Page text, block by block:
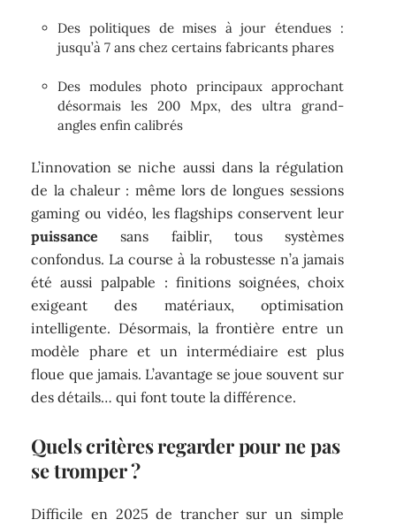
Des politiques de mises à jour étendues :
jusqu’à 7 ans chez certains fabricants phares
Des modules photo principaux approchant
désormais les 200 Mpx, des ultra grand-
angles enfin calibrés
L’innovation se niche aussi dans la régulation
de la chaleur : même lors de longues sessions
gaming ou vidéo, les flagships conservent leur
puissance sans faiblir, tous systèmes
confondus. La course à la robustesse n’a jamais
été aussi palpable : finitions soignées, choix
exigeant des matériaux, optimisation
intelligente. Désormais, la frontière entre un
modèle phare et un intermédiaire est plus
floue que jamais. L’avantage se joue souvent sur
des détails… qui font toute la différence.
Quels critères regarder pour ne pas
se tromper ?
Difficile en 2025 de trancher sur un simple